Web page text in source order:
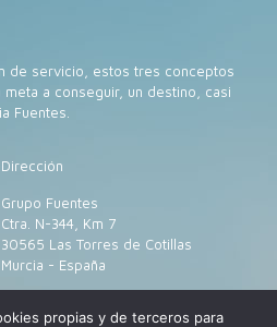
de servicio, estos tres conceptos
a conseguir, un destino, casi
Fuentes.
Dirección
Grupo Fuentes
Ctra. N-344, Km 7
30565 Las Torres de Cotillas
Murcia - España
propias y de terceros para